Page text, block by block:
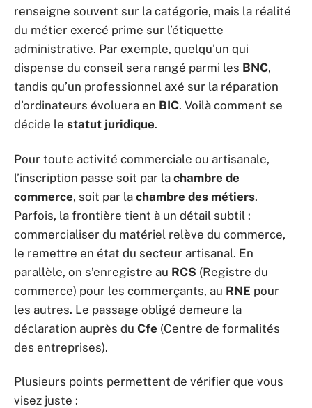
renseigne souvent sur la catégorie, mais la réalité
du métier exercé prime sur l’étiquette
administrative. Par exemple, quelqu’un qui
dispense du conseil sera rangé parmi les BNC,
tandis qu’un professionnel axé sur la réparation
d’ordinateurs évoluera en BIC. Voilà comment se
décide le statut juridique.
Pour toute activité commerciale ou artisanale,
l’inscription passe soit par la chambre de
commerce, soit par la chambre des métiers.
Parfois, la frontière tient à un détail subtil :
commercialiser du matériel relève du commerce,
le remettre en état du secteur artisanal. En
parallèle, on s’enregistre au RCS (Registre du
commerce) pour les commerçants, au RNE pour
les autres. Le passage obligé demeure la
déclaration auprès du Cfe (Centre de formalités
des entreprises).
Plusieurs points permettent de vérifier que vous
visez juste :